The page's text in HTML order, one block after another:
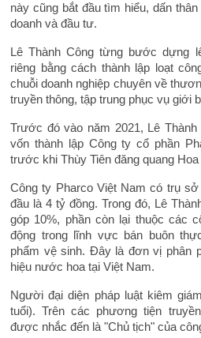
này cũng bắt đầu tìm hiểu, dấn
doanh và đầu tư.
Lê Thành Công từng bước dựng
riêng bằng cách thành lập loạt
chuỗi doanh nghiệp chuyên về
truyền thông, tập trung phục vụ giới
Trước đó vào năm 2021, Lê
vốn thành lập Công ty cổ phần
trước khi Thùy Tiên đăng quang
Công ty Pharco Việt Nam có trụ
đầu là 4 tỷ đồng. Trong đó, Lê
góp 10%, phần còn lại thuộc các
động trong lĩnh vực bán buôn
phẩm vệ sinh. Đây là đơn vị phân
hiệu nước hoa tại Việt Nam.
Người đại diện pháp luật kiêm
tuổi). Trên các phương tiện
được nhắc đến là "Chủ tịch" của